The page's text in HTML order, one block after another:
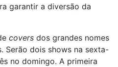
garantir a diversão da
covers dos grandes nomes
Serão dois shows na sexta-
no domingo. A primeira